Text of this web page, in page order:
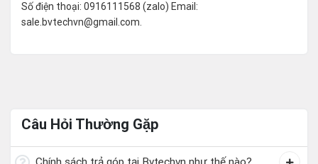
Số điện thoại: 0916111568 (zalo) Email:
sale.bvtechvn@gmail.com.
Câu Hỏi Thường Gặp